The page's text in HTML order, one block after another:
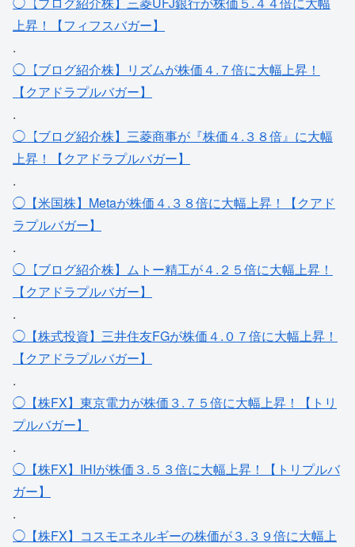
上昇！【フィフスバガー】
.
◯【ブログ紹介株】リズムが株価４.７倍に大幅上昇！
【クアドラプルバガー】
.
◯【ブログ紹介株】三菱商事が『株価４.３８倍』に大幅
上昇！【クアドラプルバガー】
.
◯【米国株】Metaが株価４.３８倍に大幅上昇！【クアド
ラプルバガー】
.
◯【ブログ紹介株】ムトー精工が４.２５倍に大幅上昇！
【クアドラプルバガー】
.
◯【株式投資】三井住友FGが株価４.０７倍に大幅上昇！
【クアドラプルバガー】
.
◯【株FX】東京電力が株価３.７５倍に大幅上昇！【トリ
プルバガー】
.
◯【株FX】IHIが株価３.５３倍に大幅上昇！【トリプルバ
ガー】
.
◯【株FX】コスモエネルギーの株価が３.３９倍に大幅上